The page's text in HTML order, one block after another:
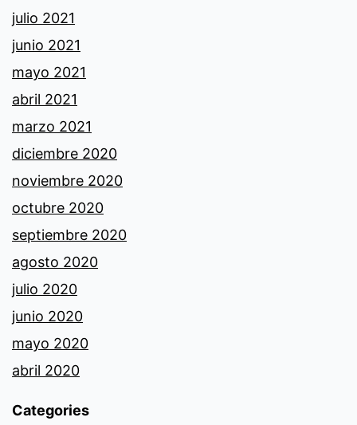
julio 2021
junio 2021
mayo 2021
abril 2021
marzo 2021
diciembre 2020
noviembre 2020
octubre 2020
septiembre 2020
agosto 2020
julio 2020
junio 2020
mayo 2020
abril 2020
Categories